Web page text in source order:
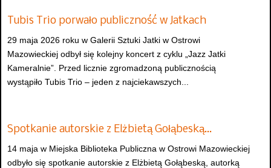
Tubis Trio porwało publiczność w Jatkach
29 maja 2026 roku w Galerii Sztuki Jatki w Ostrowi
Mazowieckiej odbył się kolejny koncert z cyklu „Jazz Jatki
Kameralnie”. Przed licznie zgromadzoną publicznością
wystąpiło Tubis Trio – jeden z najciekawszych...
Spotkanie autorskie z Elżbietą Gołąbeską…
14 maja w Miejska Biblioteka Publiczna w Ostrowi Mazowieckiej
odbyło się spotkanie autorskie z Elżbietą Gołąbeską, autorką